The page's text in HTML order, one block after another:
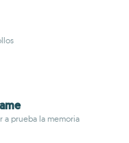
a prueba la memoria